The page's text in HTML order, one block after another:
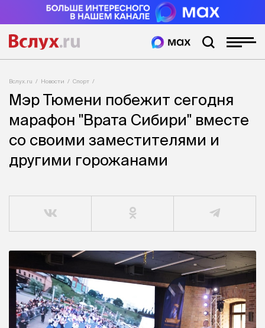
Вслух.ru Новости Спорт
Мэр Тюмени побежит сегодня
марафон "Врата Сибири" вместе
со своими заместителями и
другими горожанами